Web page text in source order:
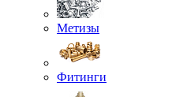
Метизы
Фитинги